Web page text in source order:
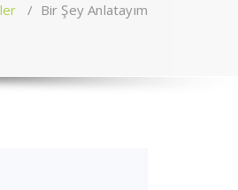
/ Bir Şey Anlatayım